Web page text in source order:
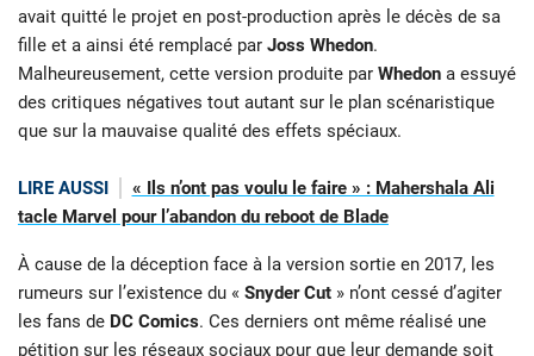
avait quitté le projet en post-production après le décès de sa
fille et a ainsi été remplacé par Joss Whedon.
Malheureusement, cette version produite par Whedon a essuyé
des critiques négatives tout autant sur le plan scénaristique
que sur la mauvaise qualité des effets spéciaux.
LIRE AUSSI
« Ils n’ont pas voulu le faire » : Mahershala Ali
tacle Marvel pour l’abandon du reboot de Blade
À cause de la déception face à la version sortie en 2017, les
rumeurs sur l’existence du « Snyder Cut » n’ont cessé d’agiter
les fans de DC Comics. Ces derniers ont même réalisé une
pétition sur les réseaux sociaux pour que leur demande soit